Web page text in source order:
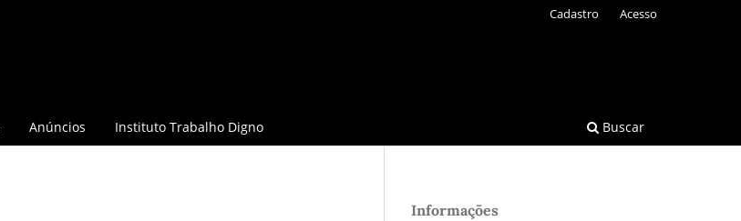
Anúncios Instituto Trabalho Digno Buscar
Cadastro Acesso
Informações